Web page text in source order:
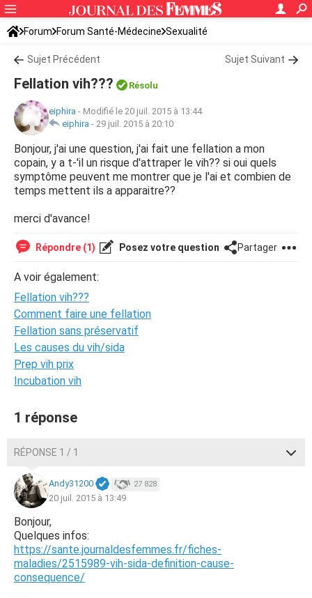
Forum Forum Santé-Médecine Sexualité
Sujet Précédent Sujet Suivant
Fellation vih??? Résolu
eiphira - Modifié le 20 juil. 2015 à 13:44
eiphira - 29 juil. 2015 à 20:10
Bonjour, j'ai une question, j'ai fait une fellation a mon
copain, y a t-'il un risque d'attraper le vih?? si oui quels
symptôme peuvent me montrer que je l'ai et combien de
temps mettent ils a apparaitre??
merci d'avance!
Répondre (1) Posez votre question Partager
A voir également:
Fellation vih???
Comment faire une fellation
Fellation sans préservatif
Les causes du vih/sida
Prep vih prix
Incubation vih
1 réponse
RÉPONSE 1 / 1
Andy31200 27 828
20 juil. 2015 à 13:49
Bonjour,
Quelques infos:
https://sante.journaldesfemmes.fr/fiches-
maladies/2515989-vih-sida-definition-cause-
consequence/